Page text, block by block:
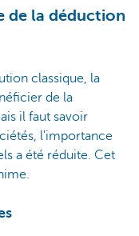
de la déduction
classique, la
de la
il faut savoir
l'importance
a été réduite. Cet